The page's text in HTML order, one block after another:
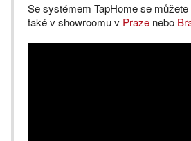
Se systémem TapHome se
také v showroomu v Praze nebo